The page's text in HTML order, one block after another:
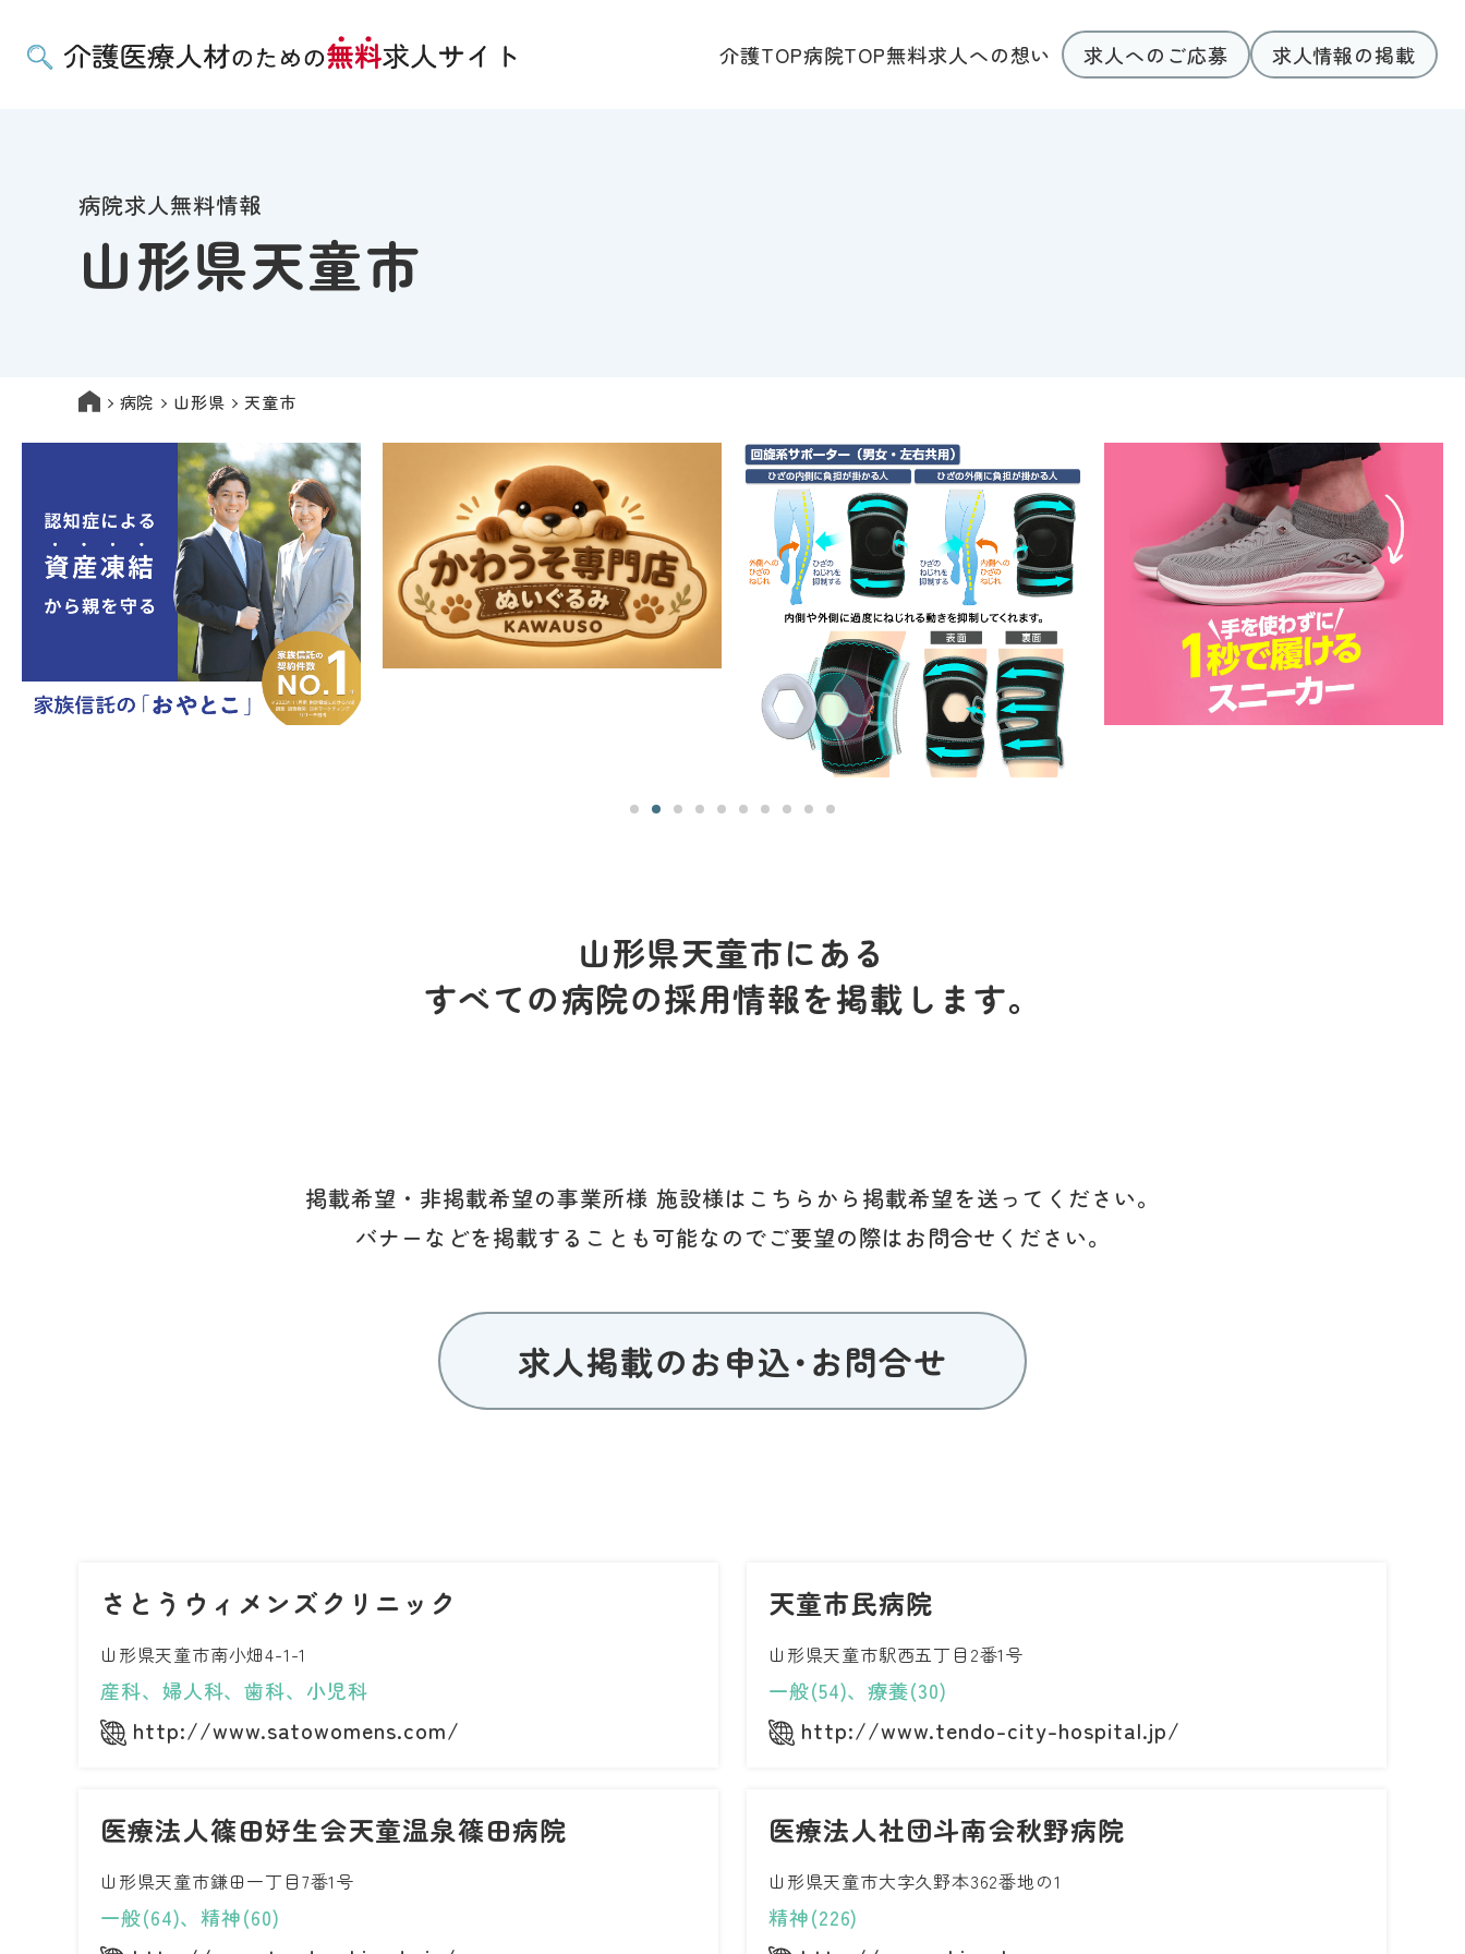
介護TOP病院TOP無料求人への想い 求人へのご応募 求人情報の掲載
病院求人無料情報
山形県天童市
病院 山形県 天童市
山形県天童市にある
すべての病院の採用情報を掲載します。
掲載希望・非掲載希望の事業所様 施設様はこちらから掲載希望を送ってください。
バナーなどを掲載することも可能なのでご要望の際はお問合せください。
求人掲載のお申込･お問合せ
さとうウィメンズクリニック
山形県天童市南小畑4-1-1
産科、婦人科、歯科、小児科
http://www.satowomens.com/
天童市民病院
山形県天童市駅西五丁目2番1号
一般(54)、療養(30)
http://www.tendo-city-hospital.jp/
医療法人篠田好生会天童温泉篠田病院
山形県天童市鎌田一丁目7番1号
一般(64)、精神(60)
医療法人社団斗南会秋野病院
山形県天童市大字久野本362番地の1
精神(226)